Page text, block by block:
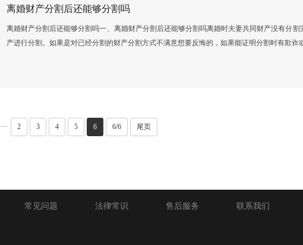
离婚财产分割后还能够分割吗
离婚财产分割后还能够分割吗一、离婚财产分割后还能够分割吗离婚时夫妻共同财产没有分
产进行分割。如果是对已经分割的财产分割方式不满意想要反悔的，如果能证明分割时有欺诈
··· 2 3 4 5 6 6/6 尾页
常见问题 法律常识 售后服务 联系我们